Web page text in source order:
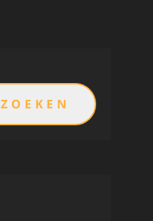
ZOEKEN